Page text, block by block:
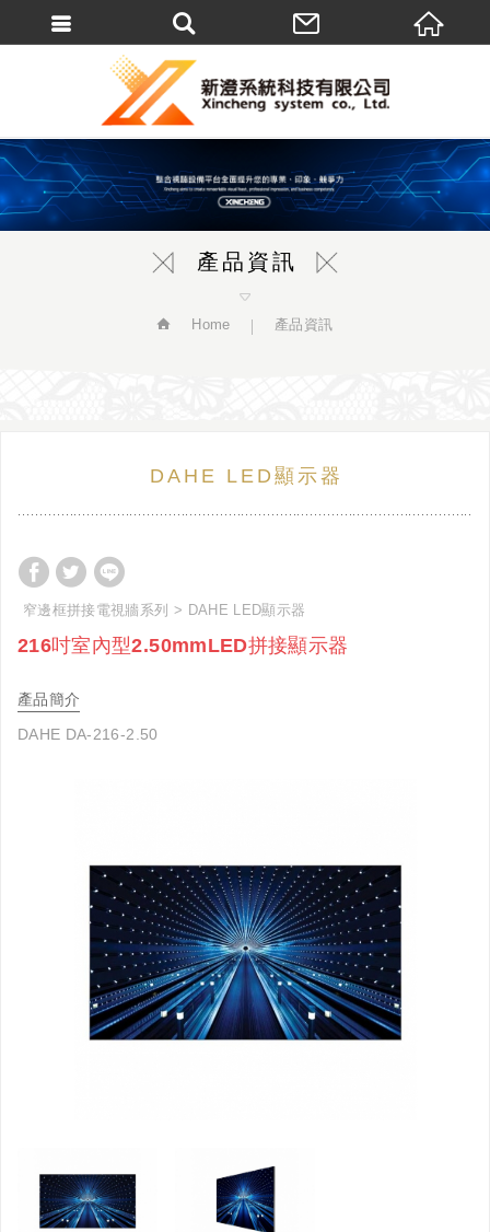
產品資訊
Home 產品資訊
DAHE LED顯示器
窄邊框拼接電視牆系列 DAHE LED顯示器
216吋室內型2.50mmLED拼接顯示器
產品簡介
DAHE DA-216-2.50